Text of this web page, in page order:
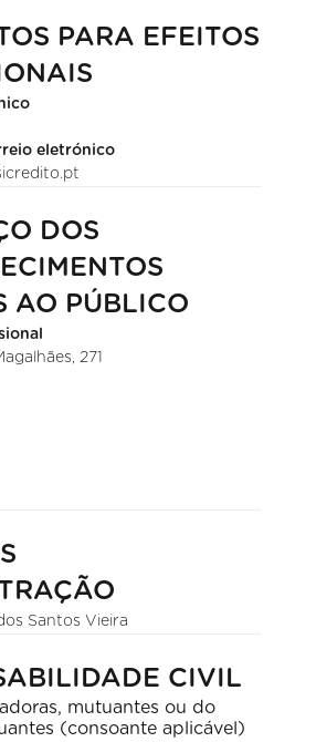
PARA EFEITOS
eletrónico
DOS
AO PÚBLICO
271
Santos Vieira
CIVIL
mutuantes ou do
(consoante aplicável)